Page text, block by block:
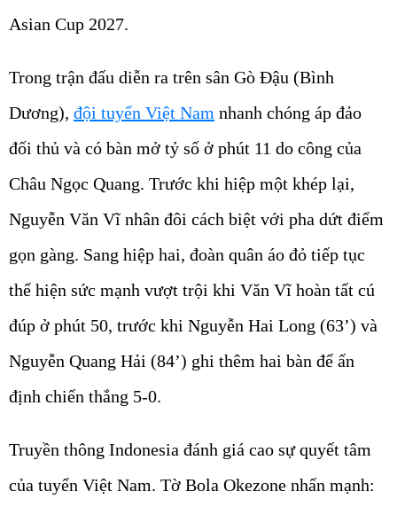
Asian Cup 2027.
Trong trận đấu diễn ra trên sân Gò Đậu (Bình
Dương), đội tuyển Việt Nam nhanh chóng áp đảo
đối thủ và có bàn mở tỷ số ở phút 11 do công của
Châu Ngọc Quang. Trước khi hiệp một khép lại,
Nguyễn Văn Vĩ nhân đôi cách biệt với pha dứt điểm
gọn gàng. Sang hiệp hai, đoàn quân áo đỏ tiếp tục
thể hiện sức mạnh vượt trội khi Văn Vĩ hoàn tất cú
đúp ở phút 50, trước khi Nguyễn Hai Long (63’) và
Nguyễn Quang Hải (84’) ghi thêm hai bàn để ấn
định chiến thắng 5-0.
Truyền thông Indonesia đánh giá cao sự quyết tâm
của tuyển Việt Nam. Tờ Bola Okezone nhấn mạnh: